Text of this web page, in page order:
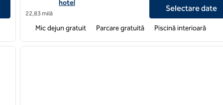
hotel
22,83 milă
Selectare date
Mic dejun gratuit Parcare gratuită Piscină interioară
imaginea următoare
1 din 5